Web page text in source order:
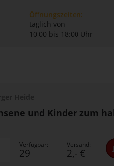
Öffnungszeiten:
täglich von
10:00 bis 18:00 Uhr
und Kinder zum
Verfügbar:
29
Versand:
2,- €